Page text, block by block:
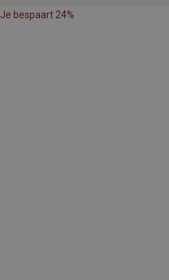
Je bespaart 24%